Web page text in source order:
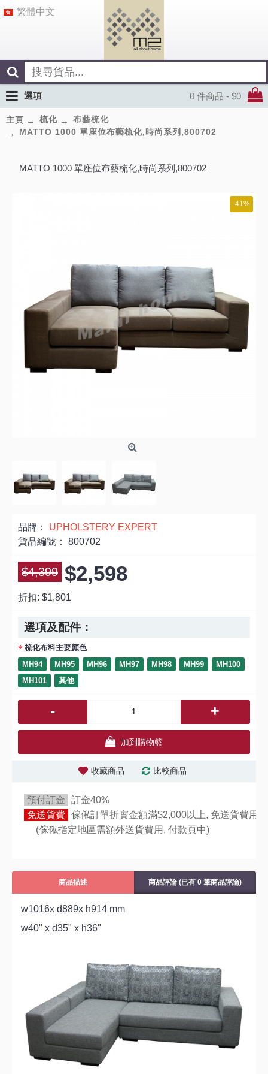
繁體中文
0 件商品 - $0
選項
主頁 梳化
布藝梳化
MATTO 1000 單座位布藝梳化,時尚系列,800702
MATTO 1000 單座位布藝梳化,時尚系列,800702
-41%
品牌： UPHOLSTERY EXPERT
貨品編號： 800702
$4,399 $2,598
折扣: $1,801
選項及配件：
梳化布料主要顏色
MH94
MH95 MH96 MH97 MH98 MH99
MH100
MH101
其他
- +
加到購物籃
收藏商品 比較商品
預付訂金
訂金40%
免送貨費 傢俬訂單折實金額滿$2,000以上, 免送貨費用,
(傢俬指定地區需額外送貨費用, 付款頁中)
商品描述 商品評論 (已有 0 筆商品評論)
w1016x d889x h914 mm
w40" x d35" x h36"